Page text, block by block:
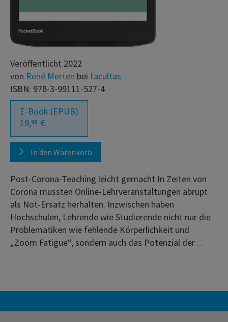
Veröffentlicht 2022
von René Merten bei facultas
ISBN: 978-3-99111-527-4
E-Book (EPUB)
19,99 €
In den Warenkorb
Post-Corona-Teaching leicht gemacht In Zeiten von
Corona mussten Online-Lehrveranstaltungen abrupt
als Not-Ersatz herhalten. Inzwischen haben
Hochschulen, Lehrende wie Studierende nicht nur die
Problematiken wie fehlende Körperlichkeit und
„Zoom Fatigue“, sondern auch das Potenzial der ...